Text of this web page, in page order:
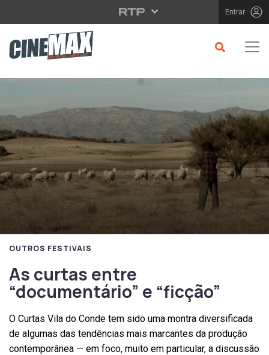
Saltar para o conteúdo principal Entrar
OUTROS FESTIVAIS
As curtas entre
“documentário” e “ficção”
O Curtas Vila do Conde tem sido uma montra diversificada
de algumas das tendências mais marcantes da produção
contemporânea — em foco, muito em particular, a discussão